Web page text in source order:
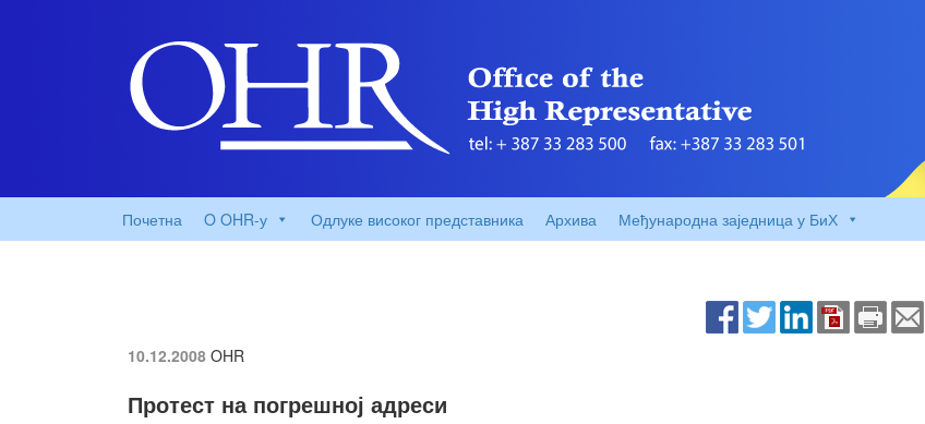
Почетна O OHR-у Одлуке високог представника Архива Међународна заједница у БиХ
10.12.2008 OHR
Протест на погрешној адреси